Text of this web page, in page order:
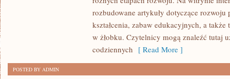
rozbudowane artykuły dotyczące rozwoju
kształcenia, zabaw edukacyjnych, a
w żłobku. Czytelnicy mogą znaleźć tutaj
codziennych [ Read More ]
POSTED BY ADMIN